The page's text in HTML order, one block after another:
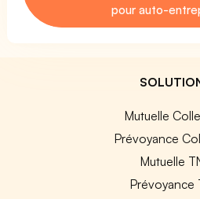
pour auto-
Mutuelle
Prévoyance
Mutuelle
Prévoyance